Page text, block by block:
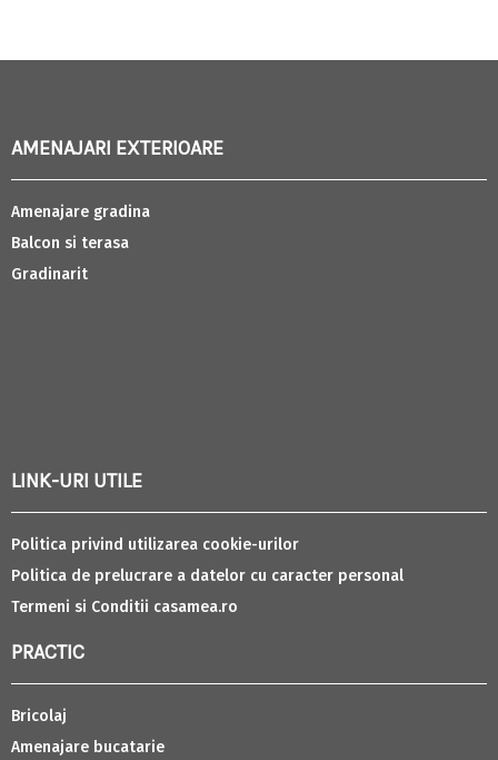
AMENAJARI EXTERIOARE
Amenajare gradina
Balcon si terasa
Gradinarit
LINK-URI UTILE
Politica privind utilizarea cookie-urilor
Politica de prelucrare a datelor cu caracter personal
Termeni si Conditii casamea.ro
PRACTIC
Bricolaj
Amenajare bucatarie